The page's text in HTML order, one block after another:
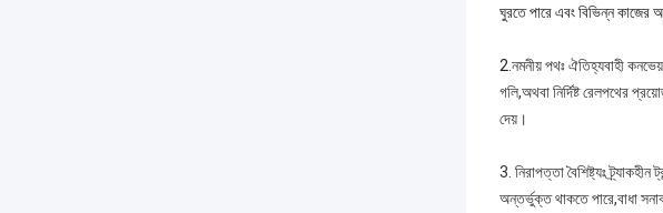
ঘুরতে পারে এবং বিভিন্ন
2.নমনীয় পথঃ ঐতিহ্যবাহী
গলি,অথবা নির্দিষ্ট রেলপথের
দেয়।
3. নিরাপত্তা বৈশিষ্ট্যঃ
অন্তর্ভুক্ত থাকতে পারে,বাধা